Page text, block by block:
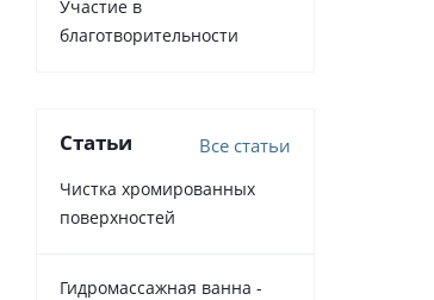
Участие в
благотворительности
Статьи Все статьи
Чистка хромированных
поверхностей
Гидромассажная ванна -